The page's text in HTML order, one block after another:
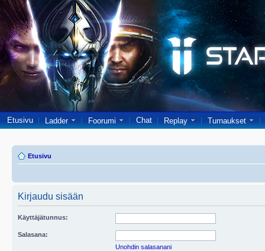
Etusivu Ladder Foorumi Chat Replay Turnaukset
Etusivu
Kirjaudu sisään
Käyttäjätunnus:
Salasana:
Unohdin salasanani